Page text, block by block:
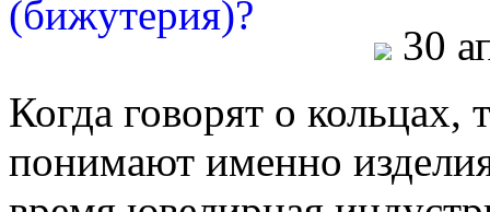
30
Когда говорят о
понимают именно